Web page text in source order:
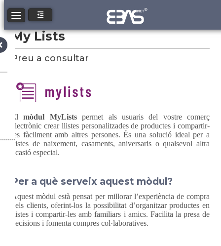
Toggle navigation
My Lists
Preu a consultar
Elmòdul MyListspermet als usuaris del vostre comerç
electrònic crear llistes personalitzades de productes i compartir-
les fàcilment amb altres persones. És una solució ideal per a
llistes de naixement, casaments, aniversaris o qualsevol altra
ocasió especial.
Per a què serveix aquest mòdul?
Aquest mòdul està pensat per millorar l’experiència de compra
dels clients, oferint-los la possibilitat d’organitzar productes en
llistes i compartir-les amb familiars i amics. Facilita la presa de
decisions i fomenta compres col·laboratives.